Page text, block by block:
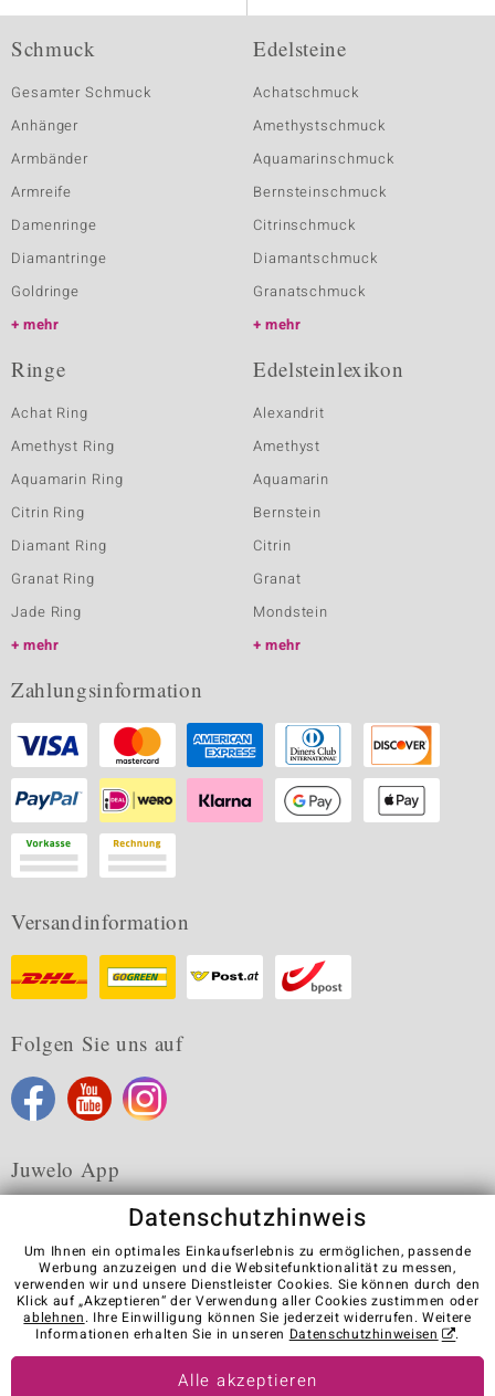
Schmuck
Gesamter Schmuck
Anhänger
Armbänder
Armreife
Damenringe
Diamantringe
Goldringe
mehr
Edelsteine
Achatschmuck
Amethystschmuck
Aquamarinschmuck
Bernsteinschmuck
Citrinschmuck
Diamantschmuck
Granatschmuck
mehr
Ringe
Achat Ring
Amethyst Ring
Aquamarin Ring
Citrin Ring
Diamant Ring
Granat Ring
Jade Ring
mehr
Edelsteinlexikon
Alexandrit
Amethyst
Aquamarin
Bernstein
Citrin
Granat
Mondstein
mehr
Zahlungsinformation
Versandinformation
Folgen Sie uns auf
Juwelo App
Karriere AGB Datenschutz Cookies
Impressum
Kontakt
Vertrag widerrufen
Visit our stores in other countries:
Datenschutzhinweis
Um Ihnen ein optimales Einkaufserlebnis zu ermöglichen, passende
Werbung anzuzeigen und die Websitefunktionalität zu messen,
verwenden wir und unsere Dienstleister Cookies. Sie können durch den
Klick auf „Akzeptieren“ der Verwendung aller Cookies zustimmen oder
ablehnen. Ihre Einwilligung können Sie jederzeit widerrufen. Weitere
Informationen erhalten Sie in unseren Datenschutzhinweisen .
Alle akzeptieren